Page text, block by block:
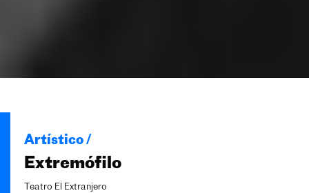
Artístico /
Extremófilo
Teatro El Extranjero